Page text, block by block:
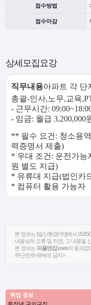
접수방법
접수마감
상세모집요강
직무내용아파트 각 단
총괄-인사,노무,교육
- 근무시간:
- 임금: 월급 3,200,000
** 필수 요건: 청소용
력증명서 제출)
* 우대 조건: 운전가능
원 별도 지급)
* 유류대 지급(법인카
* 컴퓨터 활용 가능자
본 정보는 [일신환경(주)]에서 2025/
내용상의 오류 및 지연, 그 내용을
본 정보는피플앤잡.com의 동의없
무단전재-재배포 금지>
취업 정보